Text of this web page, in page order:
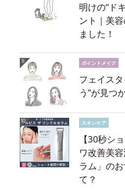
明けの“ド
ント｜美
ました！
ポイントメイク
フェイス
う”が見つ
スキンケア
【30秒シ
ワ改善美
ラム」の
て？